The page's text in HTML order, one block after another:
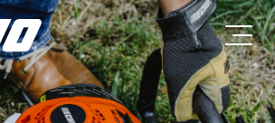
Saltar al contenido principal
Saltar al contenido del pie de